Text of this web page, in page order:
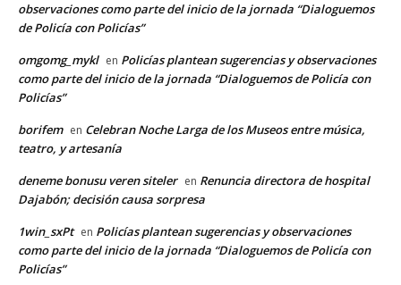
observaciones como parte del inicio de la jornada “Dialoguemos
de Policía con Policías”
omgomg_mykl en Policías plantean sugerencias y observaciones
como parte del inicio de la jornada “Dialoguemos de Policía con
Policías”
borifem en Celebran Noche Larga de los Museos entre música,
teatro, y artesanía
deneme bonusu veren siteler en Renuncia directora de hospital
Dajabón; decisión causa sorpresa
1win_sxPt en Policías plantean sugerencias y observaciones
como parte del inicio de la jornada “Dialoguemos de Policía con
Policías”